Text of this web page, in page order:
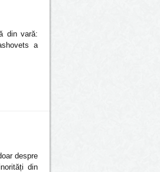
din vară:
a
despre
din